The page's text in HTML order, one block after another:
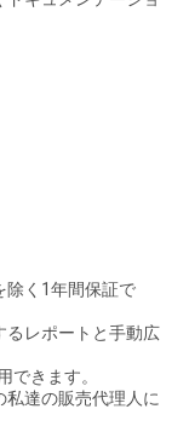
除く1年間保証で
るレポートと手動広
できます。
達の販売代理人に